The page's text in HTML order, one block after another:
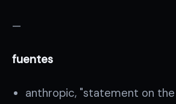
—
fuentes
anthropic, "statement on